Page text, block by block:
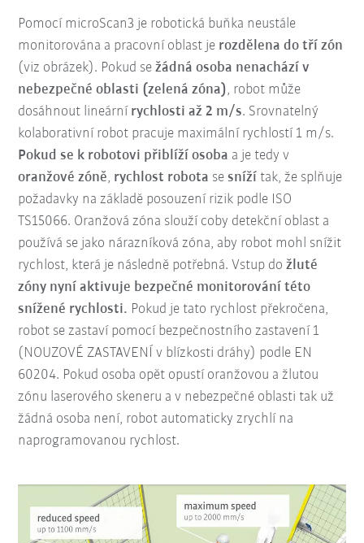
Pomocí microScan3 je robotická buňka neustále
monitorována a pracovní oblast je rozdělena do tří zón
(viz obrázek). Pokud sežádná osoba nenachází v
nebezpečné oblasti (zelená zóna), robot může
dosáhnout lineárnírychlosti až 2 m/s. Srovnatelný
kolaborativní robot pracuje maximální rychlostí 1 m/s.
Pokud se k robotovi přiblíží osoba a je tedy v
oranžové zóně, rychlost robota sesníží tak, že splňuje
požadavky na základě posouzení rizik podle ISO
TS15066. Oranžová zóna slouží coby detekční oblast a
používá se jako nárazníková zóna, aby robot mohl snížit
rychlost, která je následně potřebná. Vstup dožluté
zóny nyní aktivuje bezpečné monitorování této
snížené rychlosti. Pokud je tato rychlost překročena,
robot se zastaví pomocí bezpečnostního zastavení 1
(NOUZOVÉ ZASTAVENÍ v blízkosti dráhy) podle EN
60204. Pokud osoba opět opustí oranžovou a žlutou
zónu laserového skeneru a v nebezpečné oblasti tak už
žádná osoba není, robot automaticky zrychlí na
naprogramovanou rychlost.